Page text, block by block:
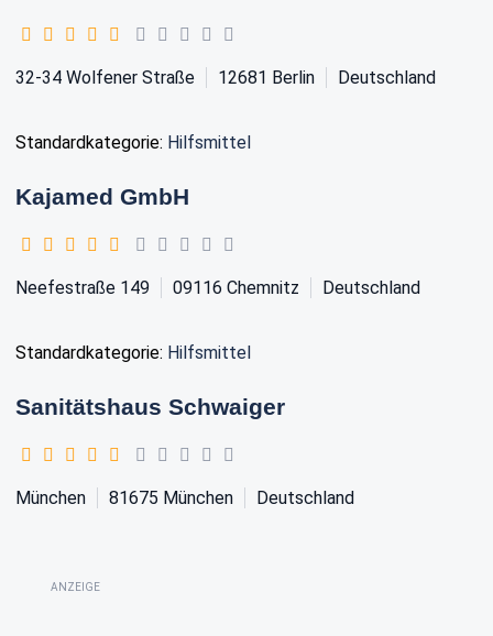
32-34 Wolfener Straße 12681 Berlin Deutschland
Standardkategorie: Hilfsmittel
Kajamed GmbH
Neefestraße 149 09116 Chemnitz Deutschland
Standardkategorie: Hilfsmittel
Sanitätshaus Schwaiger
München 81675 München Deutschland
ANZEIGE